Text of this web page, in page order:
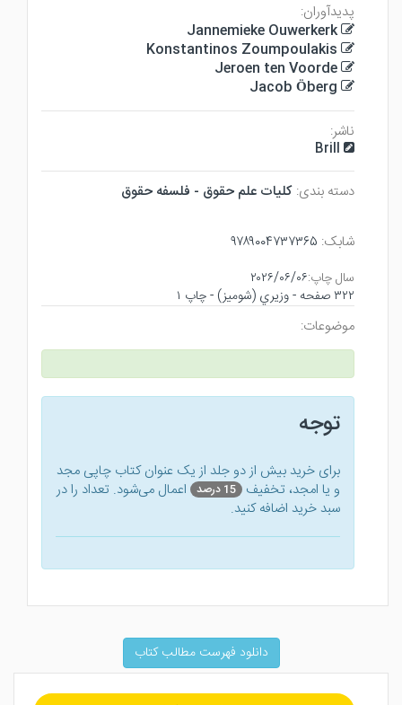
پدیدآوران:
Jannemieke Ouwerkerk
Konstantinos Zoumpoulakis
Jeroen ten Voorde
Jacob Öberg
ناشر:
Brill
دسته بندی: كليات علم حقوق - فلسفه حقوق
شابک: ۹۷۸۹۰۰۴۷۳۷۳۶۵
سال چاپ:۲۰۲۶/۰۶/۰۶
۳۲۲ صفحه - وزيري (شوميز) - چاپ ۱
موضوعات:
توجه
برای خرید بیش از دو جلد از یک عنوان کتاب‌ چاپی مجد
و یا امجد، تخفیف 15 درصد
اعمال می‌شود. تعداد را در
سبد خرید اضافه کنید.
دانلود فهرست مطالب کتاب